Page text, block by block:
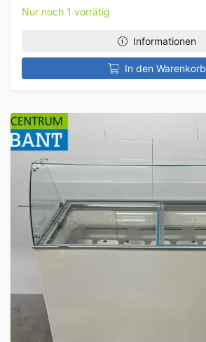
Nur noch 1 vorrätig
Informationen
In den Warenkorb